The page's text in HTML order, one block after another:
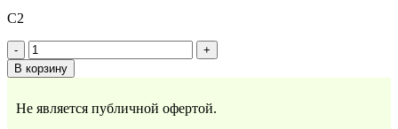
С2
Количество
товара
Манник
Variegata
В корзину
Не является публичной офертой.